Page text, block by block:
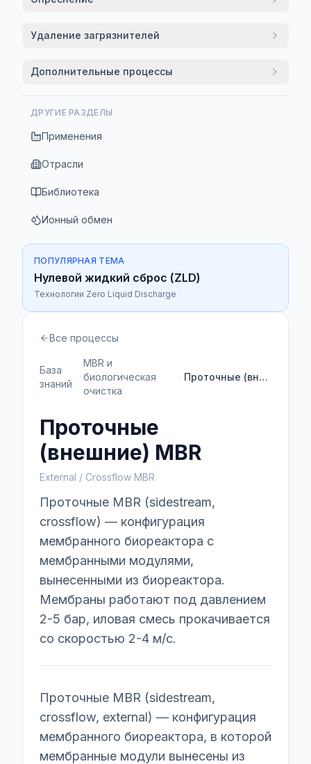
Удаление загрязнителей
Дополнительные процессы
ДРУГИЕ РАЗДЕЛЫ
Применения
Отрасли
Библиотека
Ионный обмен
ПОПУЛЯРНАЯ ТЕМА
Нулевой жидкий сброс (ZLD)
Технологии Zero Liquid Discharge
Все процессы
База
знаний
MBR и
биологическая
очистка
Проточные (внешние) MBR
Проточные
(внешние) MBR
External / Crossflow MBR
Проточные MBR (sidestream,
crossflow) — конфигурация
мембранного биореактора с
мембранными модулями,
вынесенными из биореактора.
Мембраны работают под давлением
2-5 бар, иловая смесь прокачивается
со скоростью 2-4 м/с.
Проточные MBR (sidestream,
crossflow, external) — конфигурация
мембранного биореактора, в которой
мембранные модули вынесены из